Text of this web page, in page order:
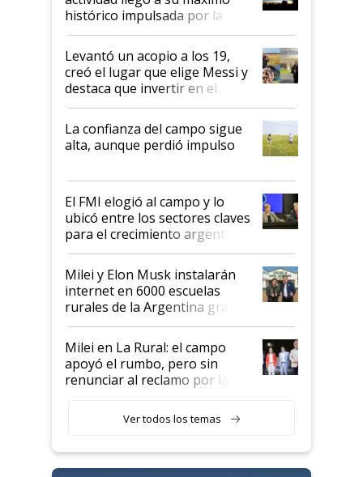
récord
histórico impulsada por la
cosecha y las exportaciones
Levantó un acopio a los 19,
creó el lugar que elige Messi y
destaca que invertir en el
kirchnerismo era como "darle
plata a un hijo para droga":
Juan Félix Rossetti, el libertario
que de una dura crisis salió
de Milei
La confianza del campo sigue
alta, aunque perdió impulso
El FMI elogió al campo y lo
ubicó entre los sectores claves
para el crecimiento argentino
Milei y Elon Musk instalarán
internet en 6000 escuelas
rurales de la Argentina gracias
a un acuerdo con Starlink
Milei en La Rural: el campo
apoyó el rumbo, pero sin
renunciar al reclamo por las
Ver todos los temas